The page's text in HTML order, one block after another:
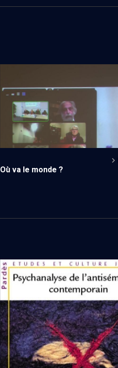
Où va le monde ?